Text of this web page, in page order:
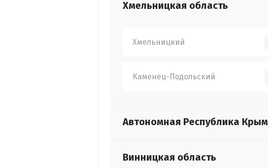
Хмельницкая область
Хмельницкий
Каменец-Подольский
Автономная Республика Крым
Винницкая область